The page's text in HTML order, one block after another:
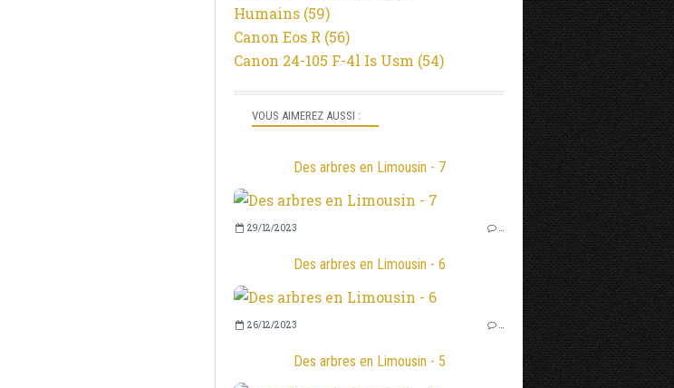
VOUS AIMEREZ AUSSI :
Des arbres en Limousin - 7
29/12/2023 …
Des arbres en Limousin - 6
26/12/2023 …
Des arbres en Limousin - 5
Humains (59)
Canon Eos R (56)
Canon 24-105 F-4l Is Usm (54)